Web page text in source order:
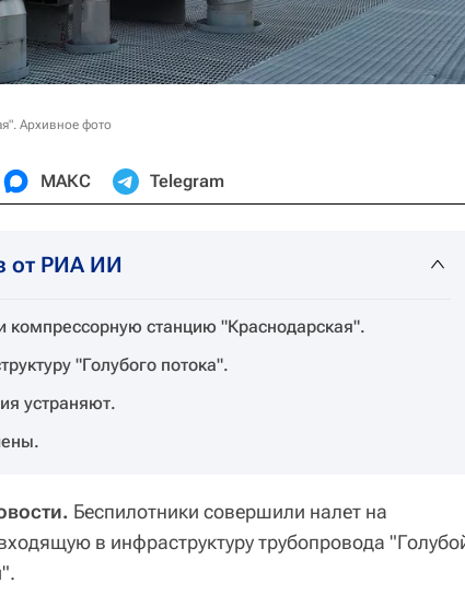
Архивное фото
МАКС Telegram
от РИА ИИ
компрессорную станцию "Краснодарская".
"Голубого потока".
устраняют.
Беспилотники совершили налет на
в инфраструктуру трубопровода